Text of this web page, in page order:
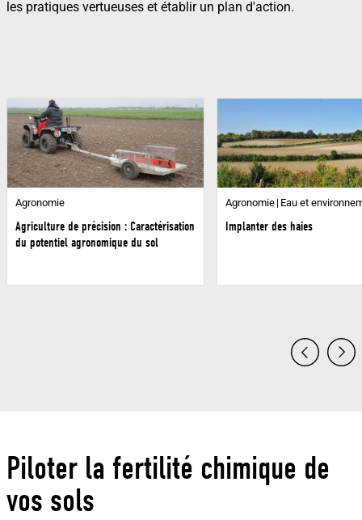
les pratiques vertueuses et établir un plan d'action.
Agronomie
Agriculture de précision : Caractérisation
du potentiel agronomique du sol
Agronomie Eau et
Implanter des haies
Piloter la fertilité chimique de
vos sols